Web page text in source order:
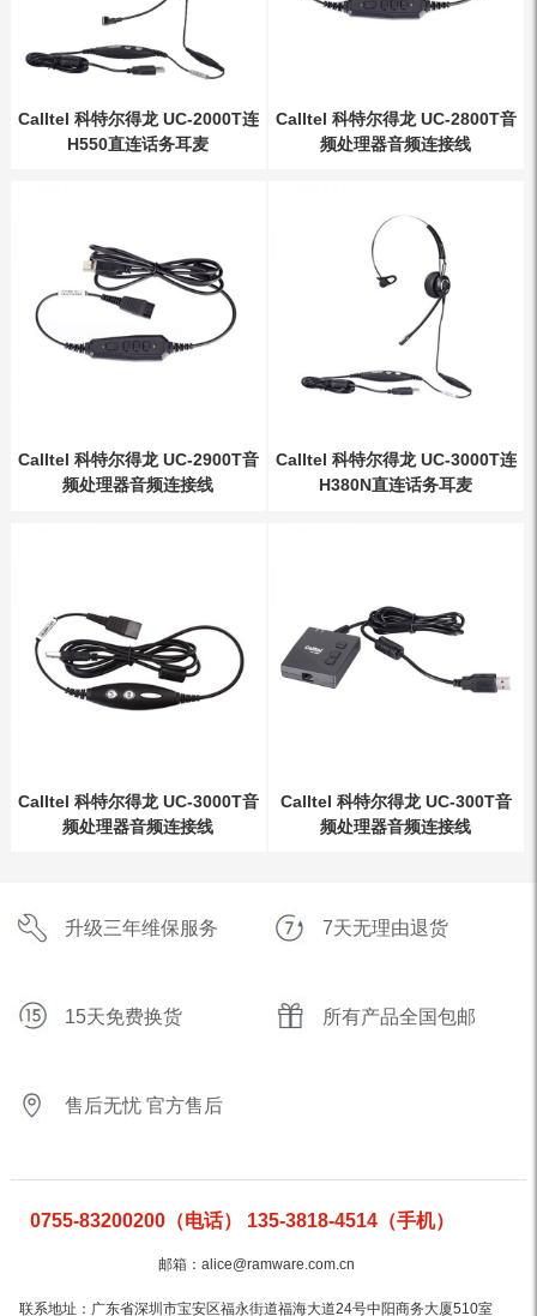
Calltel 科特尔得龙 UC-2000T连
H550直连话务耳麦
Calltel 科特尔得龙 UC-2800T音
频处理器音频连接线
Calltel 科特尔得龙 UC-2900T音
频处理器音频连接线
Calltel 科特尔得龙 UC-3000T连
H380N直连话务耳麦
Calltel 科特尔得龙 UC-3000T音
频处理器音频连接线
Calltel 科特尔得龙 UC-300T音
频处理器音频连接线
升级三年维保服务 7天无理由退货
15天免费换货 所有产品全国包邮
售后无忧 官方售后
0755-83200200（电话） 135-3818-4514（手机）
邮箱：alice@ramware.com.cn
联系地址：广东省深圳市宝安区福永街道福海大道24号中阳商务大厦510室